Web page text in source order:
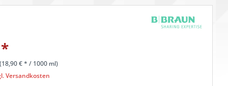
18,90 €* / 1000 ml)
Versandkosten